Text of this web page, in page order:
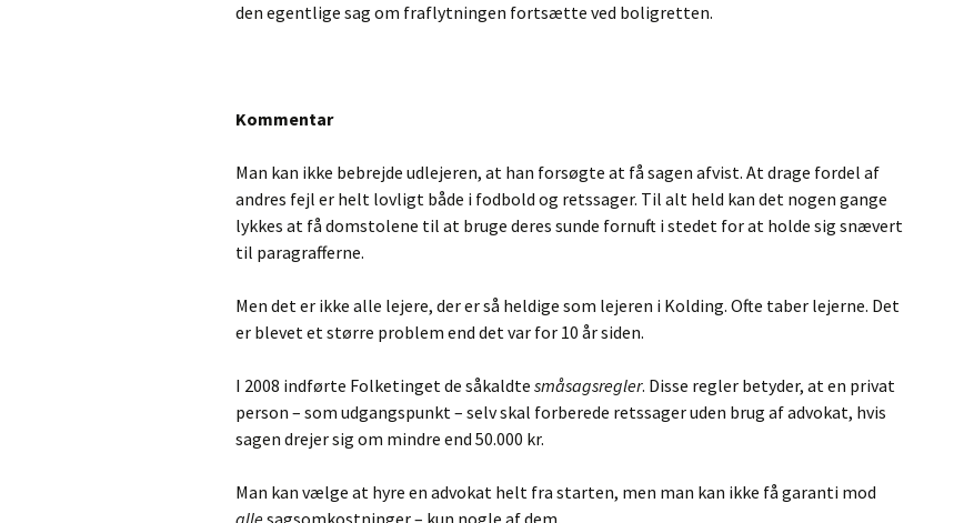
den egentlige sag om fraflytningen fortsætte ved boligretten.
Kommentar
Man kan ikke bebrejde udlejeren, at han forsøgte at få sagen afvist. At drage fordel af
andres fejl er helt lovligt både i fodbold og retssager. Til alt held kan det nogen gange
lykkes at få domstolene til at bruge deres sunde fornuft i stedet for at holde sig snævert
til paragrafferne.
Men det er ikke alle lejere, der er så heldige som lejeren i Kolding. Ofte taber lejerne. Det
er blevet et større problem end det var for 10 år siden.
I 2008 indførte Folketinget de såkaldte småsagsregler. Disse regler betyder, at en privat
person – som udgangspunkt – selv skal forberede retssager uden brug af advokat, hvis
sagen drejer sig om mindre end 50.000 kr.
Man kan vælge at hyre en advokat helt fra starten, men man kan ikke få garanti mod
allesagsomkostninger – kun nogle af dem.